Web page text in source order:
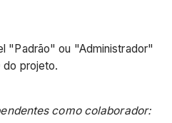
"Padrão" ou "Administrador"
do projeto.
como colaborador: